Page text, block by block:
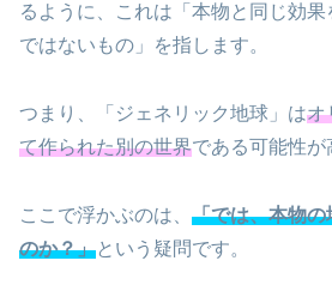
るように、これは「本物と同じ効
ではないもの」を指します。
つまり、「ジェネリック地球」はオ
て作られた別の世界である可能性が
ここで浮かぶのは、 「では、本物
のか？」という疑問です。